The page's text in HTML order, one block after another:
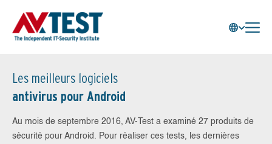
Les meilleurs logiciels
antivirus pour Android
Au mois de septembre 2016, AV-Test a examiné 27 produits de
sécurité pour Android. Pour réaliser ces tests, les dernières